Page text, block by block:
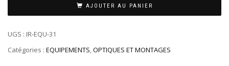
BOUTON
AJOUTER AU PANIER
UGS : IR-EQU-31
Catégories : EQUIPEMENTS,OPTIQUES ET MONTAGES